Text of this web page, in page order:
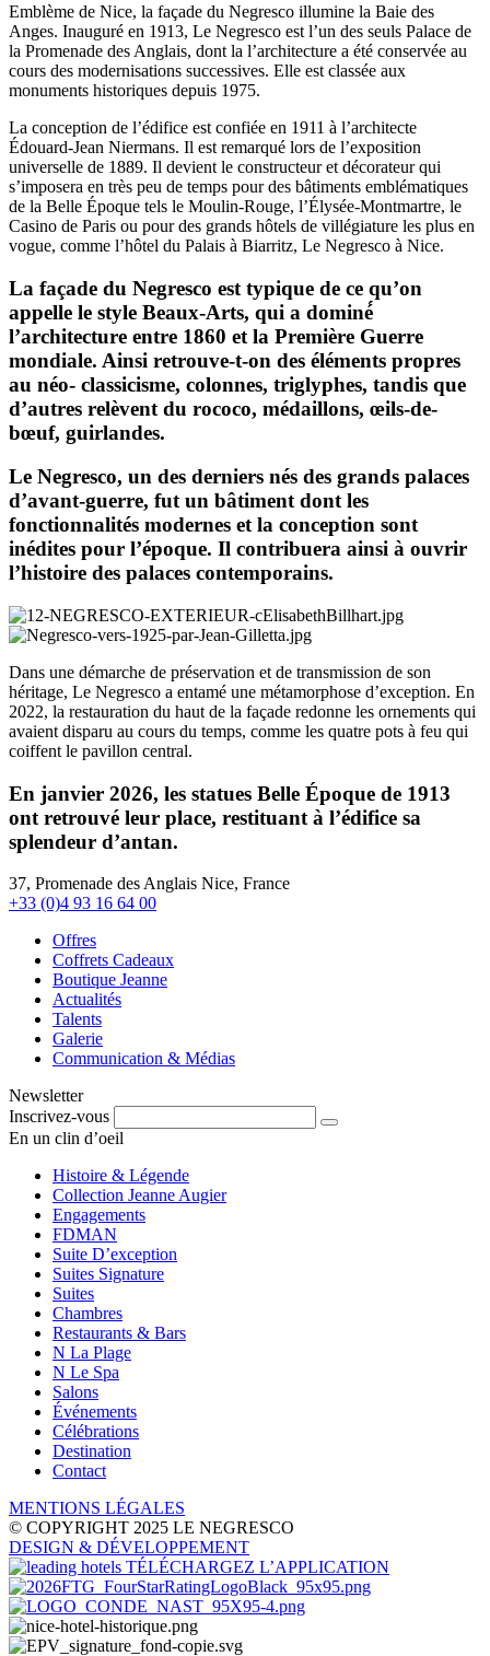
Emblème de Nice, la façade du Negresco illumine la Baie des
Anges. Inauguré en 1913, Le Negresco est l’un des seuls Palace de
la Promenade des Anglais, dont la l’architecture a été conservée au
cours des modernisations successives. Elle est classée aux
monuments historiques depuis 1975.
La conception de l’édifice est confiée en 1911 à l’architecte
Édouard-Jean Niermans. Il est remarqué lors de l’exposition
universelle de 1889. Il devient le constructeur et décorateur qui
s’imposera en très peu de temps pour des bâtiments emblématiques
de la Belle Époque tels le Moulin-Rouge, l’Élysée-Montmartre, le
Casino de Paris ou pour des grands hôtels de villégiature les plus en
vogue, comme l’hôtel du Palais à Biarritz, Le Negresco à Nice.
La façade du Negresco est typique de ce qu’on
appelle le style Beaux-Arts, qui a dominé́
l’architecture entre 1860 et la Première Guerre
mondiale. Ainsi retrouve-t-on des éléments propres
au néo- classicisme, colonnes, triglyphes, tandis que
d’autres relèvent du rococo, médaillons, œils-de-
bœuf, guirlandes.
Le Negresco, un des derniers nés des grands palaces
d’avant-guerre, fut un bâtiment dont les
fonctionnalités modernes et la conception sont
inédites pour l’époque. Il contribuera ainsi à ouvrir
l’histoire des palaces contemporains.
Dans une démarche de préservation et de transmission de son
héritage, Le Negresco a entamé une métamorphose d’exception. En
2022, la restauration du haut de la façade redonne les ornements qui
avaient disparu au cours du temps, comme les quatre pots à feu qui
coiffent le pavillon central.
En janvier 2026, les statues Belle Époque de 1913
ont retrouvé leur place, restituant à l’édifice sa
splendeur d’antan.
37, Promenade des Anglais Nice, France
+33 (0)4 93 16 64 00
Offres
Coffrets Cadeaux
Boutique Jeanne
Actualités
Talents
Galerie
Communication & Médias
Newsletter
Inscrivez-vous
En un clin d’oeil
Histoire & Légende
Collection Jeanne Augier
Engagements
FDMAN
Suite D’exception
Suites Signature
Suites
Chambres
Restaurants & Bars
N La Plage
N Le Spa
Salons
Événements
Célébrations
Destination
Contact
MENTIONS LÉGALES
© COPYRIGHT 2025 LE NEGRESCO
DESIGN & DÉVELOPPEMENT
TÉLÉCHARGEZ L’APPLICATION